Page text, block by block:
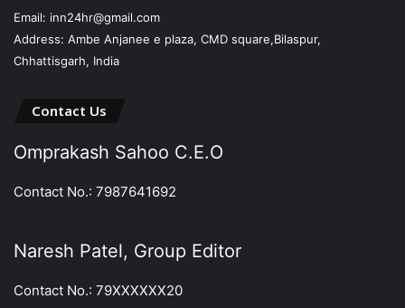
Email: inn24hr@gmail.com
Address: Ambe Anjanee e plaza, CMD square,Bilaspur,
Chhattisgarh, India
Contact Us
Omprakash Sahoo C.E.O
Contact No.: 7987641692
Naresh Patel, Group Editor
Contact No.: 79XXXXXX20